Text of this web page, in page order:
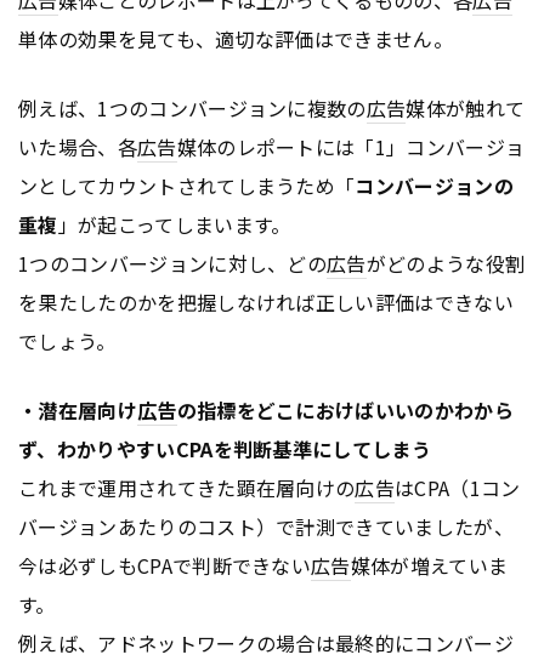
単体の効果を見ても、適切な評価はできません。
例えば、1つのコンバージョンに複数の広告媒体が触れて
いた場合、各広告媒体のレポートには「1」コンバージョ
ンとしてカウントされてしまうため「コンバージョンの
重複」が起こってしまいます。
1つのコンバージョンに対し、どの広告がどのような役割
を果たしたのかを把握しなければ正しい評価はできない
でしょう。
・潜在層向け広告の指標をどこにおけばいいのかわから
ず、わかりやすいCPAを判断基準にしてしまう
これまで運用されてきた顕在層向けの広告はCPA（1コン
バージョンあたりのコスト）で計測できていましたが、
今は必ずしもCPAで判断できない広告媒体が増えていま
す。
例えば、アドネットワークの場合は最終的にコンバージ